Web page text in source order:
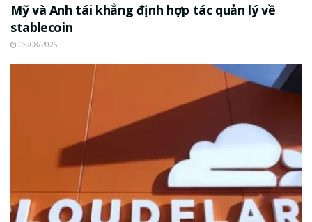
Mỹ và Anh tái khẳng định hợp tác quản lý về
stablecoin
05/08/2026